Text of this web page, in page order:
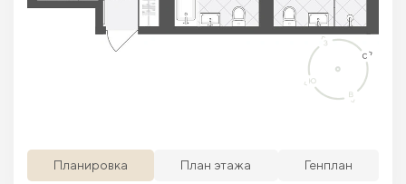
Планировка План этажа Генплан